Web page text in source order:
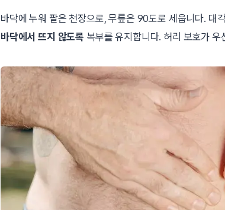
바닥에 누워 팔은 천장으로, 무릎은 90도로 세웁니다. 대
바닥에서 뜨지 않도록 복부를 유지합니다. 허리 보호가 우